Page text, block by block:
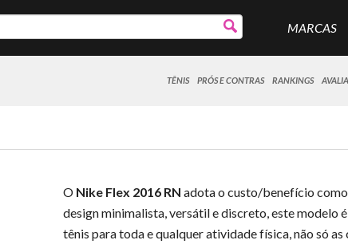
MARCAS
TÊNIS PRÓS E CONTRAS RANKINGS
O Nike Flex 2016 RN adota o custo/benefício
design minimalista, versátil e discreto, este modelo
tênis para toda e qualquer atividade física, não só as